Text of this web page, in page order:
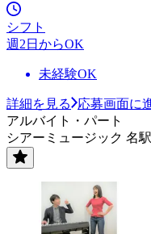
シフト
週2日からOK
未経験OK
詳細を見る
応募画面に
アルバイト・パート
シアーミュージック 名